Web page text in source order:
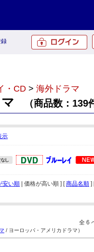
録
・CD > 海外ドラマ
（商品数：139
示
安い順 | 価格が高い順 ] [商品名順 ]
全 6
/ ヨーロッパ・アメリカドラマ）